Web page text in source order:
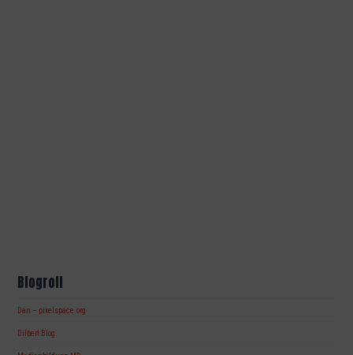
Blogroll
Dan – pixelspace.org
Dilbert Blog